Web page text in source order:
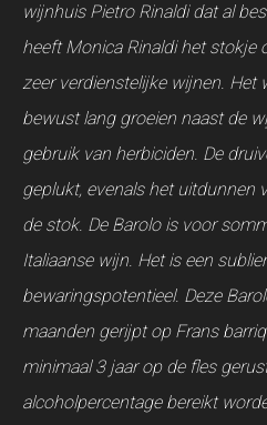
wijnhuis Pietro Rinaldi dat al
heeft Monica Rinaldi het stokje
zeer verdienstelijke wijnen. Het
bewust lang groeien naast de
gebruik van herbiciden. De
geplukt, evenals het uitdunnen
de stok. De Barolo is voor
Italiaanse wijn. Het is een
bewaringspotentieel. Deze
maanden gerijpt op Frans
minimaal 3 jaar op de fles
alcoholpercentage bereikt